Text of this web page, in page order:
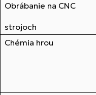
Obrábanie na CNC
strojoch
Chémia hrou